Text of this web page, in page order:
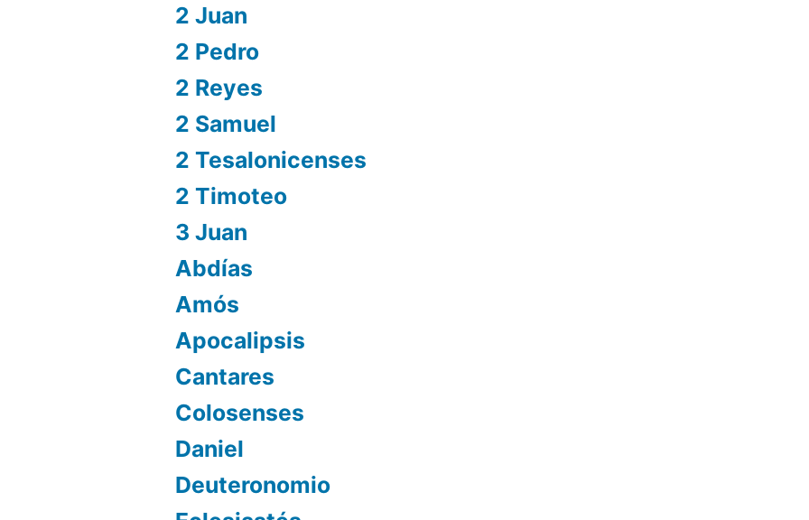
2 Juan
2 Pedro
2 Reyes
2 Samuel
2 Tesalonicenses
2 Timoteo
3 Juan
Abdías
Amós
Apocalipsis
Cantares
Colosenses
Daniel
Deuteronomio